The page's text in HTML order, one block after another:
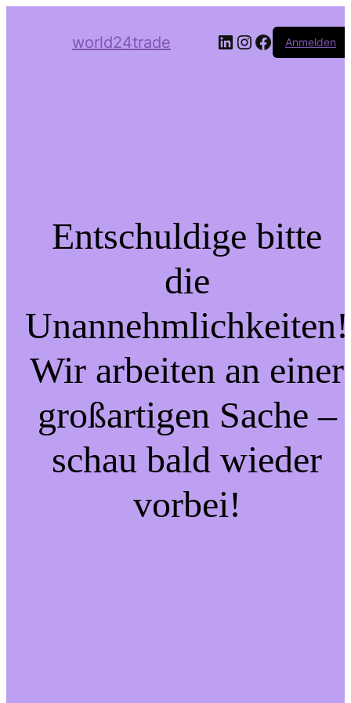
world24trade LinkedIn
Instagram
Facebook
Anmelden
Entschuldige bitte
die
Unannehmlichkeiten!
Wir arbeiten an einer
großartigen Sache –
schau bald wieder
vorbei!